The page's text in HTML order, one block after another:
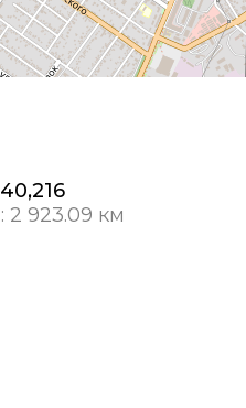
2 923.09 км